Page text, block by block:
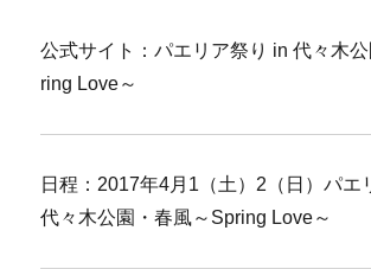
公式サイト：パエリア祭り in 代々木
ring Love～
日程：2017年4月1（土）2（日）パエ
代々木公園・春風～Spring Love～